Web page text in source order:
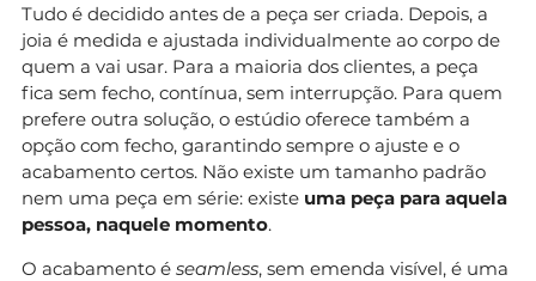
Tudo é decidido antes de a peça ser criada. Depois, a
joia é medida e ajustada individualmente ao corpo de
quem a vai usar. Para a maioria dos clientes, a peça
fica sem fecho, contínua, sem interrupção. Para quem
prefere outra solução, o estúdio oferece também a
opção com fecho, garantindo sempre o ajuste e o
acabamento certos. Não existe um tamanho padrão
nem uma peça em série: existe uma peça para aquela
pessoa, naquele momento.
O acabamento é seamless, sem emenda visível, é uma